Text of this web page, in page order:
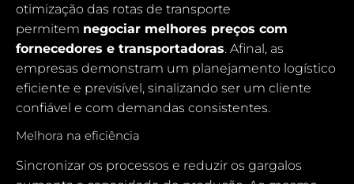
otimização das rotas de transporte
permitem negociar melhores preços com
fornecedores e transportadoras. Afinal, as
empresas demonstram um planejamento logístico
eficiente e previsível, sinalizando ser um cliente
confiável e com demandas consistentes.
Melhora na eficiência
Sincronizar os processos e reduzir os gargalos